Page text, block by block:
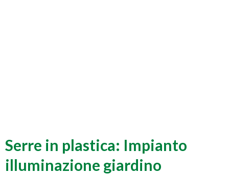
Serre in plastica: Impianto
illuminazione giardino